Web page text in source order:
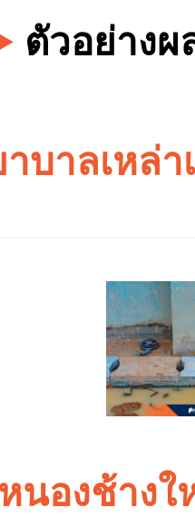
ตัวอย่าง
บาลเหล่
หนองช้าง